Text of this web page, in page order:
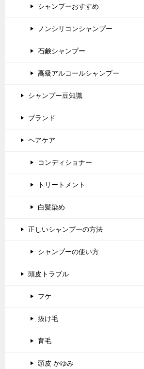
シャンプーおすすめ
ノンシリコンシャンプー
石鹸シャンプー
高級アルコールシャンプー
シャンプー豆知識
ブランド
ヘアケア
コンディショナー
トリートメント
白髪染め
正しいシャンプーの方法
シャンプーの使い方
頭皮トラブル
フケ
抜け毛
育毛
頭皮 かゆみ